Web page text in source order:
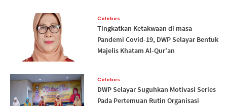
Celebes
Tingkatkan Ketakwaan di masa
Pandemi Covid-19, DWP Selayar Bentuk
Majelis Khatam Al-Qur'an
Celebes
DWP Selayar Suguhkan Motivasi Series
Pada Pertemuan Rutin Organisasi